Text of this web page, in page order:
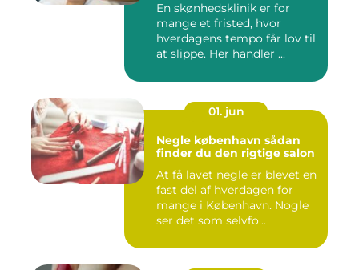
En skønhedsklinik er for
mange et fristed, hvor
hverdagens tempo får lov til
at slippe. Her handler ...
01. jun
Negle københavn sådan
finder du den rigtige salon
At få lavet negle er blevet en
fast del af hverdagen for
mange i København. Nogle
ser det som selvfo...